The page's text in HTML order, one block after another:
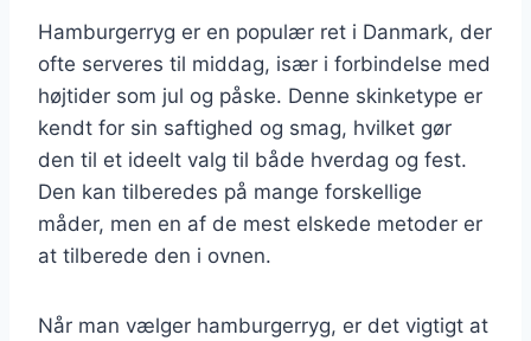
Hamburgerryg er en populær ret i Danmark, der
ofte serveres til middag, især i forbindelse med
højtider som jul og påske. Denne skinketype er
kendt for sin saftighed og smag, hvilket gør
den til et ideelt valg til både hverdag og fest.
Den kan tilberedes på mange forskellige
måder, men en af de mest elskede metoder er
at tilberede den i ovnen.
Når man vælger hamburgerryg, er det vigtigt at